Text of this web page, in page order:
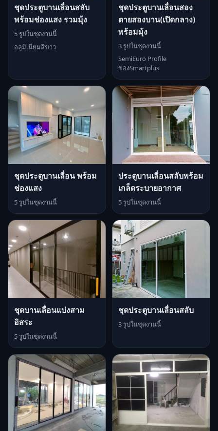
ชุดประตูบานเลื่อนสลับ
พร้อมช่องแสง รวมมุ้ง
5 รูปในชุดงานนี้
อลูมิเนียมสีขาว
ชุดประตูบานเลื่อนสอง
ตายสองบาน(เปิดกลาง)
พร้อมมุ้ง
3 รูปในชุดงานนี้
SemiEuro Profile
ของSmartplus
ชุดประตูบานเลื่อน พร้อม
ช่องแสง
5 รูปในชุดงานนี้
ประตูบานเลื่อนสลับพร้อม
เกล็ดระบายอากาศ
5 รูปในชุดงานนี้
ชุดบานเลื่อนแบ่งสาม
อิสระ
5 รูปในชุดงานนี้
ชุดประตูบานเลื่อนสลับ
3 รูปในชุดงานนี้